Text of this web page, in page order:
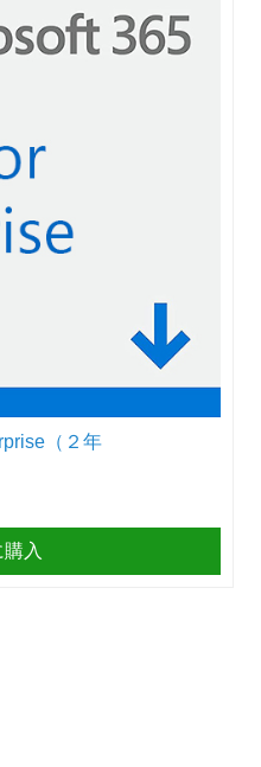
（２年
入